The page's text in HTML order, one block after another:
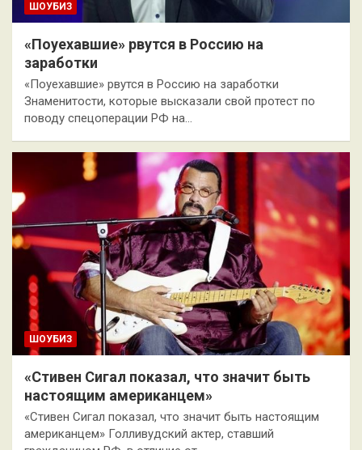
ШОУБИЗ
«Поуехавшие» рвутся в Россию на
заработки
«Поуехавшие» рвутся в Россию на заработки
Знаменитости, которые высказали свой протест по
поводу спецоперации РФ на…
ШОУБИЗ
«Стивен Сигал показал, что значит быть
настоящим американцем»
«Стивен Сигал показал, что значит быть настоящим
американцем» Голливудский актер, ставший